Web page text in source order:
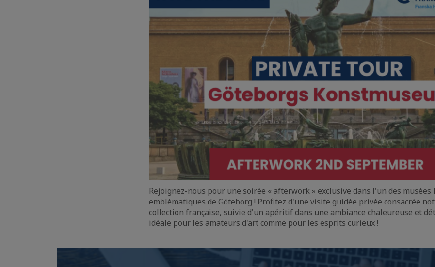
Rejoignez-nous pour une soirée « afterwork » exclusive dans l'un des musées
emblématiques de Göteborg ! Profitez d'une visite guidée privée consacrée
collection française, suivie d'un apéritif dans une ambiance chaleureuse et
idéale pour les amateurs d'art comme pour les esprits curieux !